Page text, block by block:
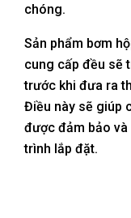
chóng.
Sản phẩm bơm
cung cấp đều sẽ
trước khi đưa ra
Điều này sẽ giúp
được đảm bảo
trình lắp đặt.